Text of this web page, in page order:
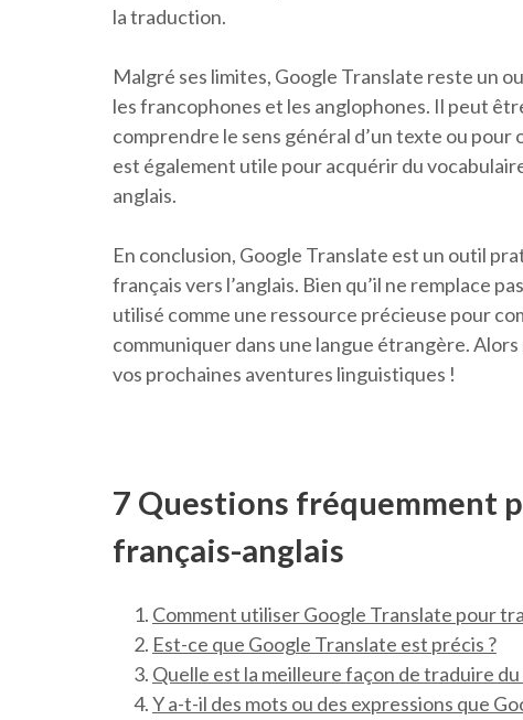
la traduction.
Malgré ses limites, Google Translate reste un
les francophones et les anglophones. Il peut
comprendre le sens général d’un texte ou
est également utile pour acquérir du
anglais.
En conclusion, Google Translate est un outil
français vers l’anglais. Bien qu’il ne remplace
utilisé comme une ressource précieuse pour
communiquer dans une langue étrangère.
vos prochaines aventures linguistiques !
7 Questions fréquemment
français-anglais
Comment utiliser Google Translate pour
Est-ce que Google Translate est précis ?
Quelle est la meilleure façon de traduire
Y a-t-il des mots ou des expressions que